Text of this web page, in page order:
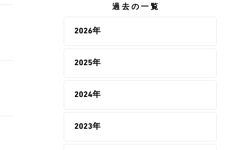
過去の一覧
2026年
2025年
2024年
2023年